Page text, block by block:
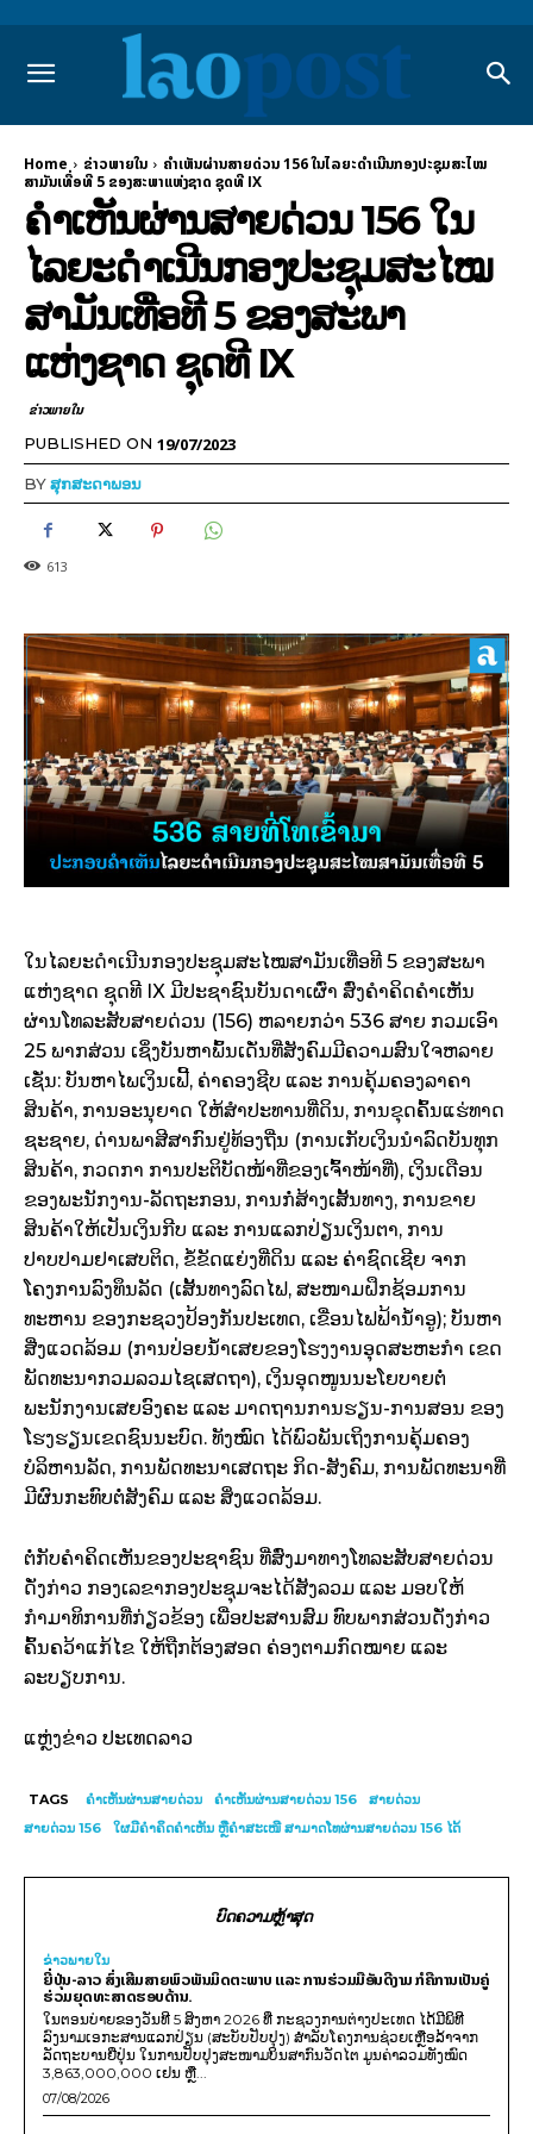
Home ຂ່າວພາຍ​ໃນ
ຄຳເຫັນຜ່ານສາຍດ່ວນ 156 ໃນໄລຍະດຳເນີນກອງປະຊຸມສະໄໝ
ສາມັນເທື່ອທີ 5 ຂອງສະພາແຫ່ງຊາດ ຊຸດທີ IX
ຄຳເຫັນຜ່ານສາຍດ່ວນ 156 ໃນ
ໄລຍະດຳເນີນກອງປະຊຸມສະໄໝ
ສາມັນເທື່ອທີ 5 ຂອງສະພາ
ແຫ່ງຊາດ ຊຸດທີ IX
ຂ່າວພາຍ​ໃນ
PUBLISHED ON 19/07/2023
BYສຸກສະດາພອນ
613
ໃນໄລຍະດຳເນີນກອງປະຊຸມສະໄໝສາມັນເທື່ອທີ 5 ຂອງສະພາ
ແຫ່ງຊາດ ຊຸດທີ IX ມີປະຊາຊົນບັນດາເຜົ່າ ສົ່ງຄຳຄິດຄຳເຫັນ
ຜ່ານໂທລະສັບສາຍດ່ວນ (156) ຫລາຍກວ່າ 536 ສາຍ ກວມເອົາ
25 ພາກສ່ວນ ເຊິ່ງບັນຫາພົ້ນເດັ່ນທີ່ສັງຄົມມີຄວາມສົນໃຈຫລາຍ
ເຊັ່ນ: ບັນຫາໄພເງິນເຟີ້, ຄ່າຄອງຊີບ ແລະ ການຄຸ້ມຄອງລາຄາ
ສິນຄ້າ, ການອະນຸຍາດ ໃຫ້ສໍາປະທານທີ່ດິນ, ການຂຸດຄົ້ນແຮ່ທາດ
ຊະຊາຍ, ດ່ານພາສີສາກົນຢູ່ທ້ອງຖີ່ນ (ການເກັບເງິນນໍາລົດບັນທຸກ
ສິນຄ້າ, ກວດກາ ການປະຕິບັດໜ້າທີ່ຂອງເຈົ້າໜ້າທີ່), ເງິນເດືອນ
ຂອງພະນັກງານ-ລັດຖະກອນ, ການກໍ່ສ້າງເສັ້ນທາງ, ການຂາຍ
ສິນຄ້າໃຫ້ເປັນເງິນກີບ ແລະ ການແລກປ່ຽນເງິນຕາ, ການ
ປາບປາມຢາເສບຕິດ, ຂໍ້ຂັດແຍ່ງທີ່ດິນ ແລະ ຄ່າຊົດເຊີຍ ຈາກ
ໂຄງການລົງທຶນລັດ (ເສັ້ນທາງລົດໄຟ, ສະໜາມຝຶກຊ້ອມການ
ທະຫານ ຂອງກະຊວງປ້ອງກັນປະເທດ, ເຂື່ອນໄຟຟ້ານໍ້າອູ); ບັນຫາ
ສີ່ງແວດລ້ອມ (ການປ່ອຍນໍ້າເສຍຂອງໂຮງງານອຸດສະຫະກໍາ ເຂດ
ພັດທະນາກວມລວມໄຊເສດຖາ), ເງິນອຸດໜູນນະໂຍບາຍຕໍ່
ພະນັກງານເສຍອົງຄະ ແລະ ມາດຖານການຮຽນ-ການສອນ ຂອງ
ໂຮງຮຽນເຂດຊົນນະບົດ. ທັງໝົດ ໄດ້ພົວພັນເຖິງການຄຸ້ມຄອງ
ບໍລິຫານລັດ, ການພັດທະນາເສດຖະ ກິດ-ສັງຄົມ, ການພັດທະນາທີ່
ມີຜົນກະທົບຕໍ່ສັງຄົມ ແລະ ສິ່ງແວດລ້ອມ.
ຕໍ່ກັບຄໍາຄິດເຫັນຂອງປະຊາຊົນ ທີ່ສົ່ງມາທາງໂທລະສັບສາຍດ່ວນ
ດັ່ງກ່າວ ກອງເລຂາກອງປະຊຸມຈະໄດ້ສັງລວມ ແລະ ມອບໃຫ້
ກຳມາທິການທີ່ກ່ຽວຂ້ອງ ເພື່ອປະສານສົມ ທົບພາກສ່ວນດັ່ງກ່າວ
ຄົ້ນຄວ້າແກ້ໄຂ ໃຫ້ຖືກຕ້ອງສອດ ຄ່ອງຕາມກົດໝາຍ ແລະ
ລະບຽບການ.
ແຫຼ່ງຂ່າວ ປະເທດລາວ
TAGS ຄຳເຫັນຜ່ານສາຍດ່ວນ ຄຳເຫັນຜ່ານສາຍດ່ວນ 156
ສາຍດ່ວນ
ສາຍດ່ວນ 156
ໃຜມີຄຳຄິດຄຳເຫັນ ຫຼືຄຳສະເໜີ ສາມາດໂທຜ່ານສາຍດ່ວນ 156 ໄດ້
ບົດຄວາມຫຼ້າສຸດ
ຂ່າວພາຍ​ໃນ
ຍີ່ປຸ່ນ-ລາວ ສົ່ງເສີມສາຍພົວພັນມິດຕະພາບ ແລະ ການຮ່ວມມືອັນດີງາມ ກໍຄືການເປັນຄູ່
ຮ່ວມຍຸດທະສາດຮອບດ້ານ.
ໃນຕອນບ່າຍຂອງວັນທີ 5 ສິງຫາ 2026 ທີ່ ກະຊວງການຕ່າງປະເທດ ໄດ້ມີພິທີ
ລົງນາມເອກະສານແລກປ່ຽນ (ສະບັບປັບປຸງ) ສໍາລັບໂຄງການຊ່ວຍເຫຼືອລ້າຈາກ
ລັດຖະບານຍີ່ປຸ່ນ ໃນການປັບປຸງສະໜາມບິນສາກົນວັດໄຕ ມູນຄ່າລວມທັງໝົດ
3,863,000,000 ເຢນ ຫຼື...
07/08/2026